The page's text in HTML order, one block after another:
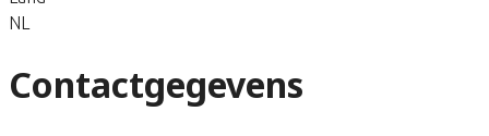
NL
Contactgegevens